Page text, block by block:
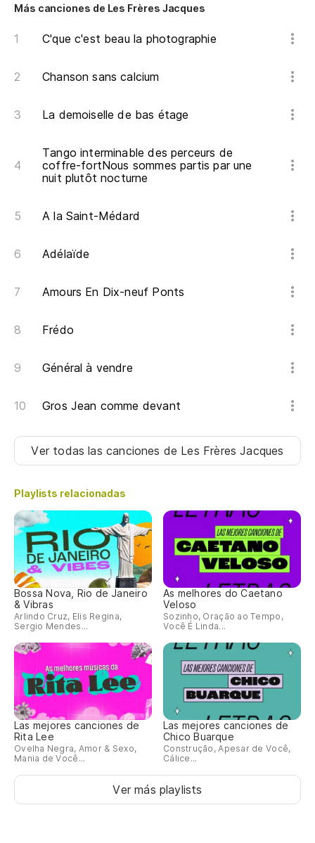
Más canciones de Les Frères Jacques
C'que c'est beau la photographie
Chanson sans calcium
La demoiselle de bas étage
Tango interminable des perceurs de
coffre-fortNous sommes partis par une
nuit plutôt nocturne
A la Saint-Médard
Adélaïde
Amours En Dix-neuf Ponts
Frédo
Général à vendre
Gros Jean comme devant
Ver todas las canciones de Les Frères Jacques
Playlists relacionadas
Bossa Nova, Rio de Janeiro
& Vibras
Arlindo Cruz, Elis Regina,
Sergio Mendes...
As melhores do Caetano
Veloso
Sozinho, Oração ao Tempo,
Você É Linda...
Las mejores canciones de
Rita Lee
Ovelha Negra, Amor & Sexo,
Mania de Você...
Las mejores canciones de
Chico Buarque
Construção, Apesar de Você,
Cálice...
Ver más playlists